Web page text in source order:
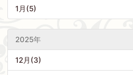
1月(5)
2025年
12月(3)